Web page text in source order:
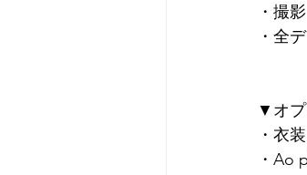
・撮影
・全
▼オ
・衣
・Ao